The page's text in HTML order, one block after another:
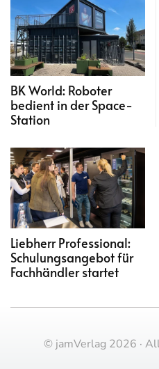
BK World: Roboter
bedient in der Space-
Station
Liebherr Professional:
Schulungsangebot für
Fachhändler startet
© jamVerlag 2026 ·